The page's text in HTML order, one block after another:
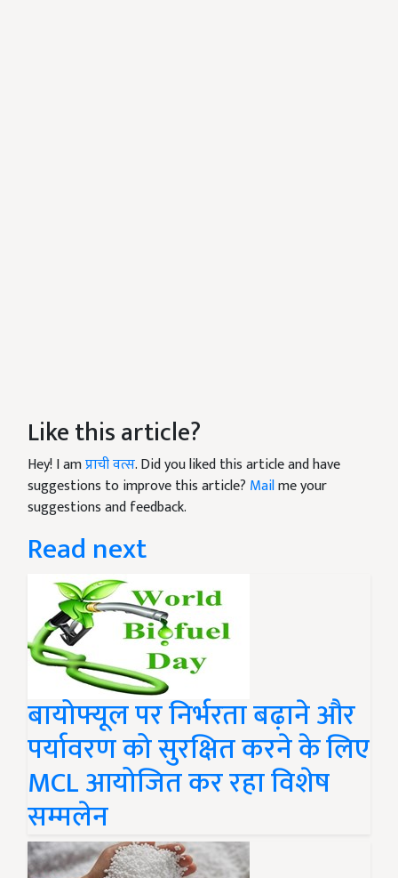
Like this article?
Hey! I amप्राची वत्स. Did you liked this article and have
suggestions to improve this article? Mailme your
suggestions and feedback.
Read next
बायोफ्यूल पर निर्भरता बढ़ाने और
पर्यावरण को सुरक्षित करने के लिए
MCL आयोजित कर रहा विशेष
सम्मलेन